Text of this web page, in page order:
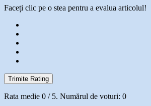
Faceți clic pe o stea pentru a evalua articolul!
Trimite Rating
Rata medie 0 / 5. Numărul de voturi: 0